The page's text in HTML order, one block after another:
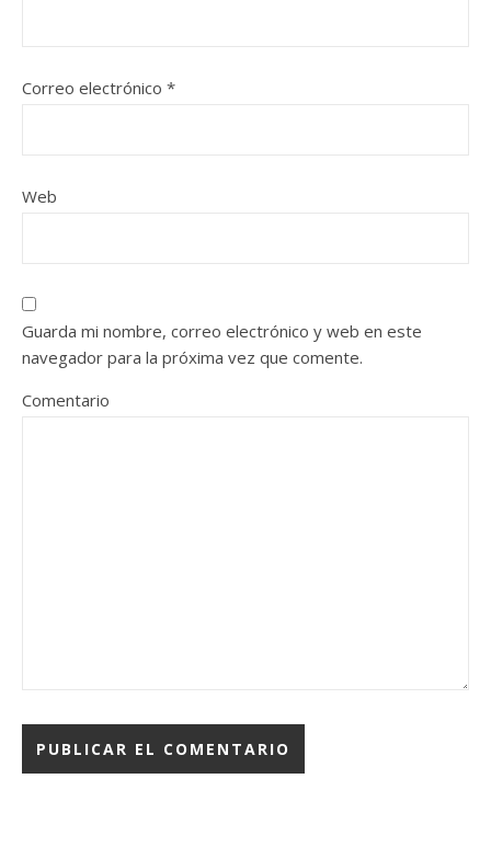
Correo electrónico *
Web
Guarda mi nombre, correo electrónico y web en este
navegador para la próxima vez que comente.
Comentario